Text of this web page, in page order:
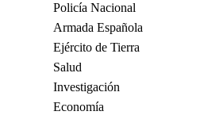
Policía Nacional
Armada Española
Ejército de Tierra
Salud
Investigación
Economía